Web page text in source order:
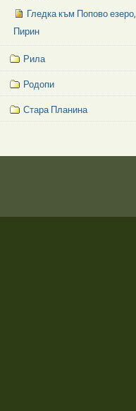
Гледка към Попово езеро,
Пирин
Рила
Родопи
Стара Планина